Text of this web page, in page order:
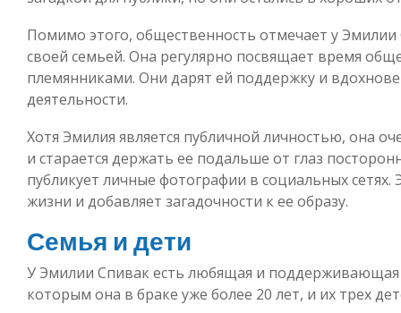
Помимо этого, общественность отмечает у
своей семьей. Она регулярно посвящает время
племянниками. Они дарят ей поддержку и
деятельности.
Хотя Эмилия является публичной личностью, она
и старается держать ее подальше от глаз
публикует личные фотографии в социальных сетях.
жизни и добавляет загадочности к ее образу.
Семья и дети
У Эмилии Спивак есть любящая и поддерживающая
которым она в браке уже более 20 лет, и их трех